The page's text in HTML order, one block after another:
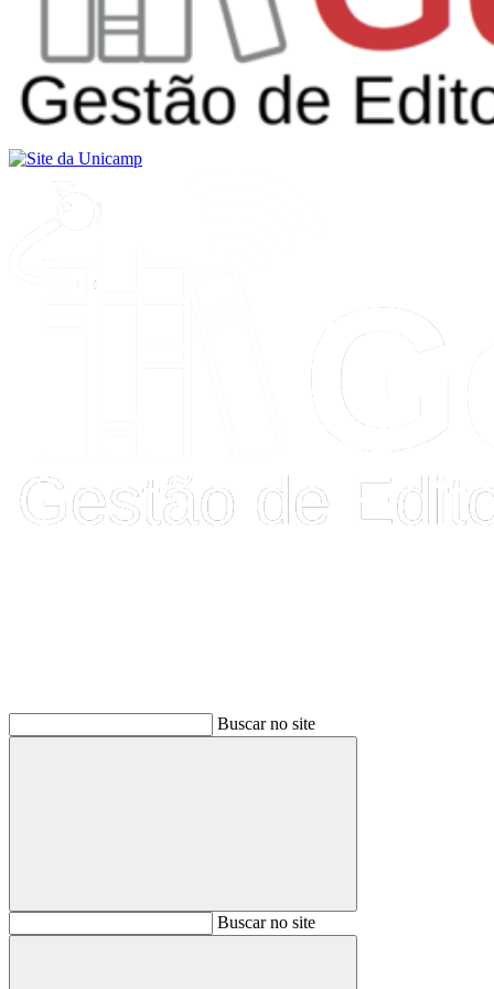
Buscar no site
BuscarBuscar no site